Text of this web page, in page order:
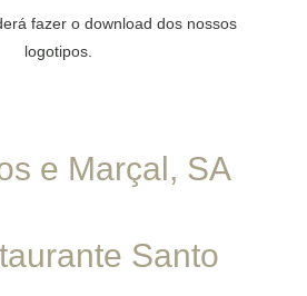
fazer o download dos nossos
logotipos.
e Marçal, SA
Santo